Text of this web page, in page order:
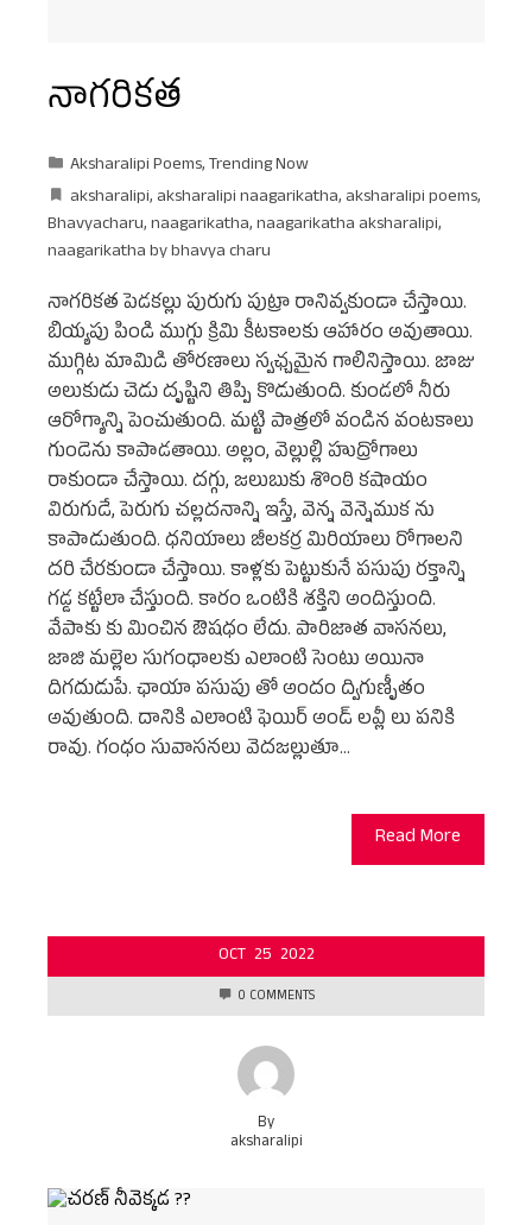
నాగరికత
Aksharalipi Poems,Trending Now
aksharalipi, aksharalipi naagarikatha, aksharalipi poems,
Bhavyacharu,naagarikatha,naagarikatha aksharalipi,
naagarikatha by bhavya charu
నాగరికత పెడకల్లు పురుగు పుట్రా రానివ్వకుండా చేస్తాయి.
బియ్యపు పిండి ముగ్గు క్రిమి కీటకాలకు ఆహారం అవుతాయి.
ముగ్గిట మామిడి తోరణాలు స్వఛ్చమైన గాలినిస్తాయి. జాజు
అలుకుడు చెడు దృష్టిని తిప్పి కొడుతుంది. కుండలో నీరు
ఆరోగ్యాన్ని పెంచుతుంది. మట్టి పాత్రలో వండిన వంటకాలు
గుండెను కాపాడతాయి. అల్లం, వెల్లుల్లి హుద్రోగాలు
రాకుండా చేస్తాయి. దగ్గు, జలుబుకు శొంఠి కషాయం
విరుగుడే, పెరుగు చల్లదనాన్ని ఇస్తే, వెన్న వెన్నెముక ను
కాపాడుతుంది. ధనియాలు జీలకర్ర మిరియాలు రోగాలని
దరి చేరకుండా చేస్తాయి. కాళ్లకు పెట్టుకునే పసుపు రక్తాన్ని
గడ్డ కట్టేలా చేస్తుంది. కారం ఒంటికి శక్తిని అందిస్తుంది.
వేపాకు కు మించిన ఔషధం లేదు. పారిజాత వాసనలు,
జాజి మల్లెల సుగంధాలకు ఎలాంటి సెంటు అయినా
దిగదుడుపే. ఛాయా పసుపు తో అందం ద్విగుణీృతం
అవుతుంది. దానికి ఎలాంటి ఫెయిర్ అండ్ లవ్లీ లు పనికి
రావు. గంధం సువాసనలు వెదజల్లుతూ…
Read More
OCT 25 2022
0 COMMENTS
By
aksharalipi